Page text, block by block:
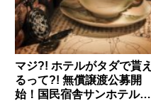
マジ?! ホテルがタダで貰え
るって?! 無償譲渡公募開
始！国民宿舎サンホテル衣